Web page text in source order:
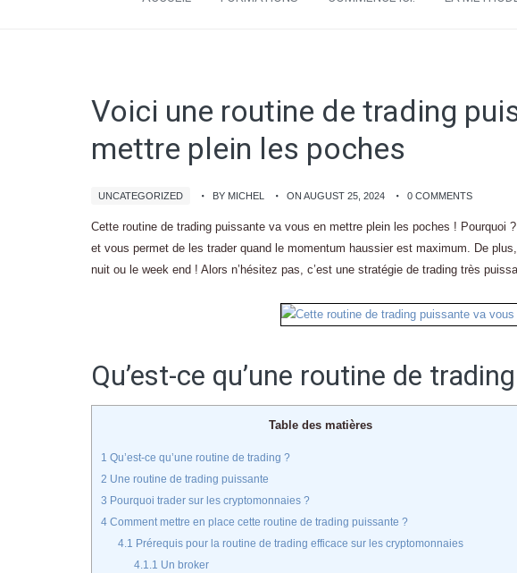
Voici une routine de trading
mettre plein les poches
UNCATEGORIZED BY MICHEL ON AUGUST 25, 2024 0 COMMENTS
Cette routine de trading puissante va vous en mettre plein les poches ! Pourquoi
et vous permet de les trader quand le momentum haussier est maximum. De
nuit ou le week end ! Alors n’hésitez pas, c’est une stratégie de trading très
Qu’est-ce qu’une routine de
Table des matières
1 Qu’est-ce qu’une routine de trading ?
2 Une routine de trading puissante
3 Pourquoi trader sur les cryptomonnaies ?
4 Comment mettre en place cette routine de trading puissante ?
4.1 Prérequis pour la routine de trading efficace sur les cryptomonnaies
4.1.1 Un broker